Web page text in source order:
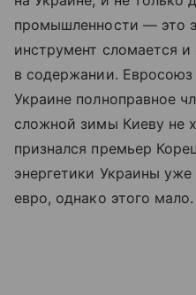
промышленности — это
инструмент сломается
в содержании. Евросоюз
Украине полноправное
сложной зимы Киеву не
признался премьер
энергетики Украины
евро, однако этого мало.